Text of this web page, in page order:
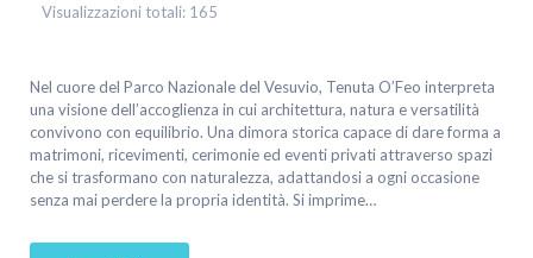
Visualizzazioni totali: 165
Nel cuore del Parco Nazionale del Vesuvio, Tenuta O’Feo interpreta
una visione dell’accoglienza in cui architettura, natura e versatilità
convivono con equilibrio. Una dimora storica capace di dare forma a
matrimoni, ricevimenti, cerimonie ed eventi privati attraverso spazi
che si trasformano con naturalezza, adattandosi a ogni occasione
senza mai perdere la propria identità. Si imprime…